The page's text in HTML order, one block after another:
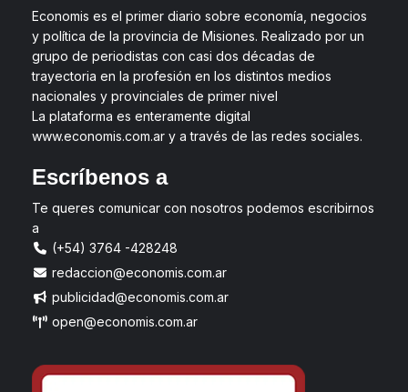
Economis es el primer diario sobre economía, negocios
y política de la provincia de Misiones. Realizado por un
grupo de periodistas con casi dos décadas de
trayectoria en la profesión en los distintos medios
nacionales y provinciales de primer nivel
La plataforma es enteramente digital
www.economis.com.ar y a través de las redes sociales.
Escríbenos a
Te queres comunicar con nosotros podemos escribirnos
a
(+54) 3764 -428248
redaccion@economis.com.ar
publicidad@economis.com.ar
open@economis.com.ar